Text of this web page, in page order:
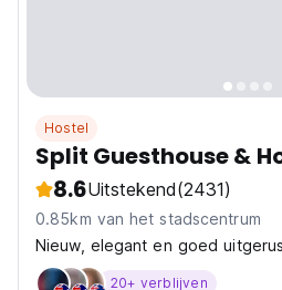
Hostel
Split Guesthouse &
8.6Uitstekend(2431)
0.85km van het stadscentrum
Nieuw, elegant en goed
20+ verblijven